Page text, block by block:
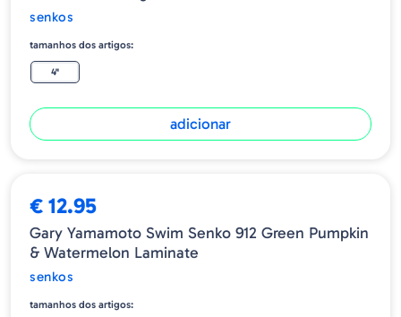
senkos
tamanhos dos artigos:
4"
adicionar
€ 12.95
Gary Yamamoto Swim Senko 912 Green Pumpkin
& Watermelon Laminate
senkos
tamanhos dos artigos: